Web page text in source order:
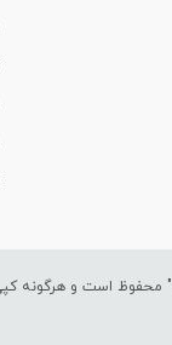
" محفوظ است و هرگونه کپی